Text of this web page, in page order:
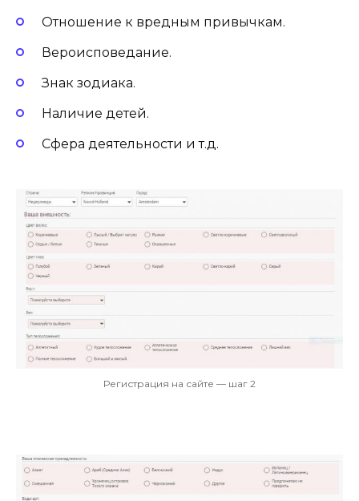
Отношение к вредным привычкам.
Вероисповедание.
Знак зодиака.
Наличие детей.
Сфера деятельности и т.д.
Регистрация на сайте — шаг 2